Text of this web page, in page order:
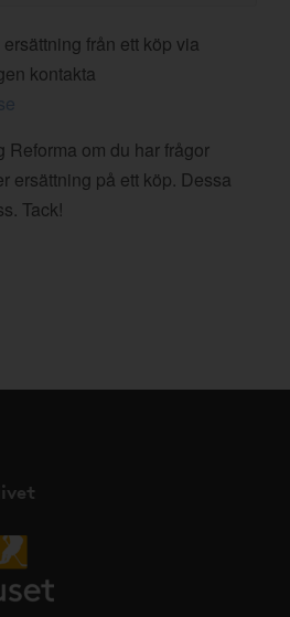
från ett köp via
kontakta
Reforma om du har frågor
ersättning på ett köp. Dessa
Tack!